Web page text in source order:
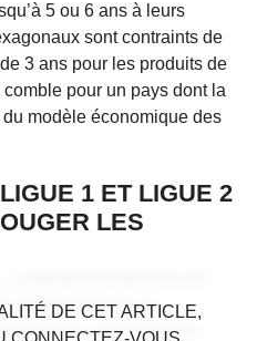
5 ou 6 ans à leurs
sont contraints de
3 ans pour les produits de
pour un pays dont la
modèle économique des
1 ET LIGUE 2
LES
ADIPISCING ELIT.
VULPUTATE
AUX
DE CET ARTICLE,